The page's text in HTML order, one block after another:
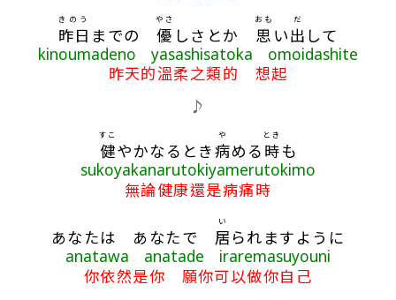
昨日
きのう
までの 優
やさ
しさとか 思
おも
い出
だ
して
kinoumadeno yasashisatoka omoidashite
昨天的溫柔之類的 想起
♪
健
すこ
やかなるとき病
や
める 時
とき
も
sukoyakanarutokiyamerutokimo
無論健康還是病痛時
あなたは あなたで 居
い
られますように
anatawa anatade iraremasuyouni
你依然是你 願你可以做你自己